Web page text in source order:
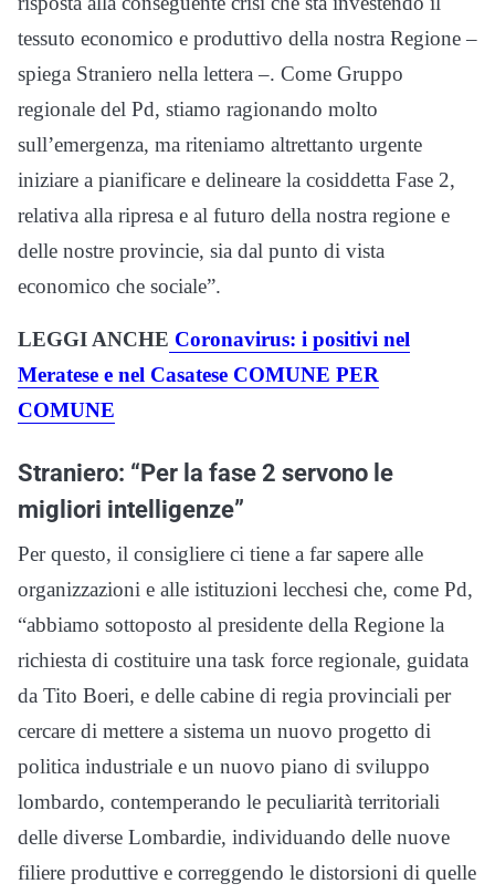
tessuto economico e produttivo della nostra Regione –
spiega Straniero nella lettera –. Come Gruppo
regionale del Pd, stiamo ragionando molto
sull’emergenza, ma riteniamo altrettanto urgente
iniziare a pianificare e delineare la cosiddetta Fase 2,
relativa alla ripresa e al futuro della nostra regione e
delle nostre provincie, sia dal punto di vista
economico che sociale”.
LEGGI ANCHE Coronavirus: i positivi nel
Meratese e nel Casatese COMUNE PER
COMUNE
Straniero: “Per la fase 2 servono le
migliori intelligenze”
Per questo, il consigliere ci tiene a far sapere alle
organizzazioni e alle istituzioni lecchesi che, come Pd,
“abbiamo sottoposto al presidente della Regione la
richiesta di costituire una task force regionale, guidata
da Tito Boeri, e delle cabine di regia provinciali per
cercare di mettere a sistema un nuovo progetto di
politica industriale e un nuovo piano di sviluppo
lombardo, contemperando le peculiarità territoriali
delle diverse Lombardie, individuando delle nuove
filiere produttive e correggendo le distorsioni di quelle